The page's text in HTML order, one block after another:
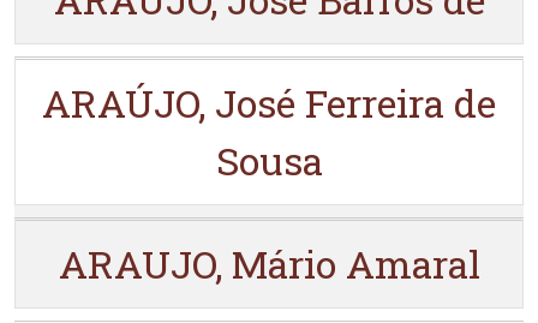
ARAÚJO, José Ferreira de
Sousa
ARAUJO, Mário Amaral